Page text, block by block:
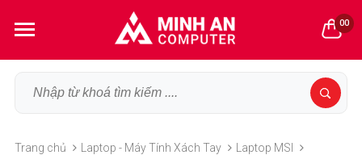
00
Trang chủ Laptop - Máy Tính Xách Tay
Laptop MSI